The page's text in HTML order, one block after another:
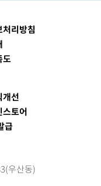
리방침
도
개선
토어
급
우산동)